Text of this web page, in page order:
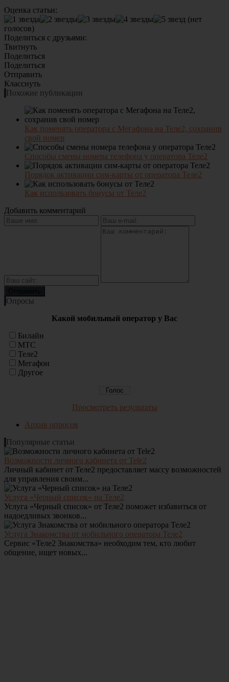
Оценка статьи:
(нет
голосов)
Поделиться с друзьями:
Твитнуть
Поделиться
Поделиться
Отправить
Класснуть
Похожие публикации
Как поменять оператора с Мегафона на Теле2, сохранив
свой номер
Способы смены номера телефона у оператора Теле2
Порядок активации сим-карты от оператора Теле2
Как использовать бонусы от Теле2
Добавить комментарий
Опросы
Какой мобильный оператор у Вас
Билайн
МТС
Теле2
Мегафон
Другое
Просмотреть результаты
Архив опросов
Популярные статьи
Возможности личного кабинета от Tele2
Личный кабинет от Теле2 предоставляет массу возможностей
для управления своим...
Услуга «Черный список» на Теле2
Услуга «Черный список» от Теле2 поможет избавиться от
надоедливых звонков...
Услуга Знакомства от мобильного оператора Теле2
Сервис «Теле2 Знакомства» необходим тем, кто любит
общение, ищет новых...